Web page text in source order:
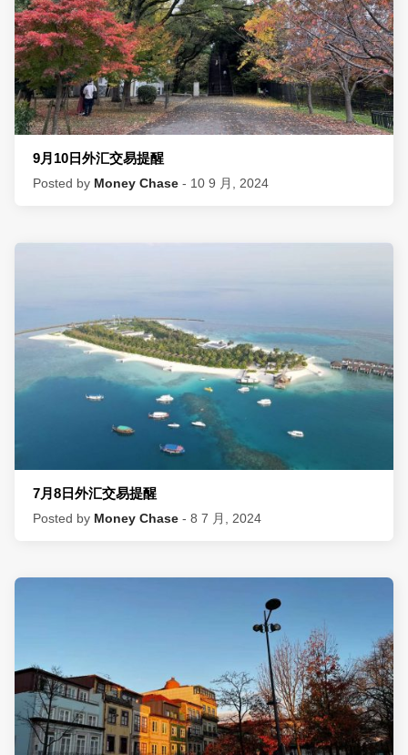
9月10日外汇交易提醒
Posted by Money Chase - 10 9 月, 2024
7月8日外汇交易提醒
Posted by Money Chase - 8 7 月, 2024